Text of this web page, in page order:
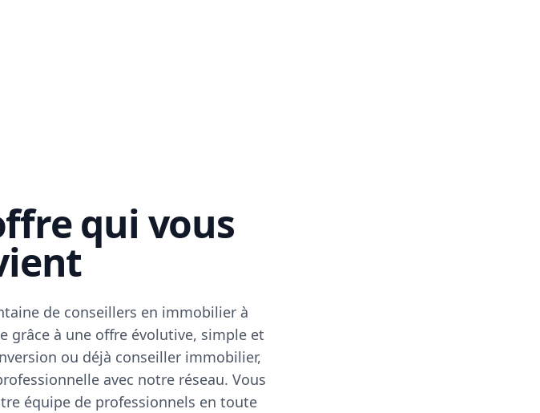
qui vous
de conseillers en immobilier à
grâce à une offre évolutive, simple et
ou déjà conseiller immobilier,
avec notre réseau. Vous
équipe de professionnels en toute